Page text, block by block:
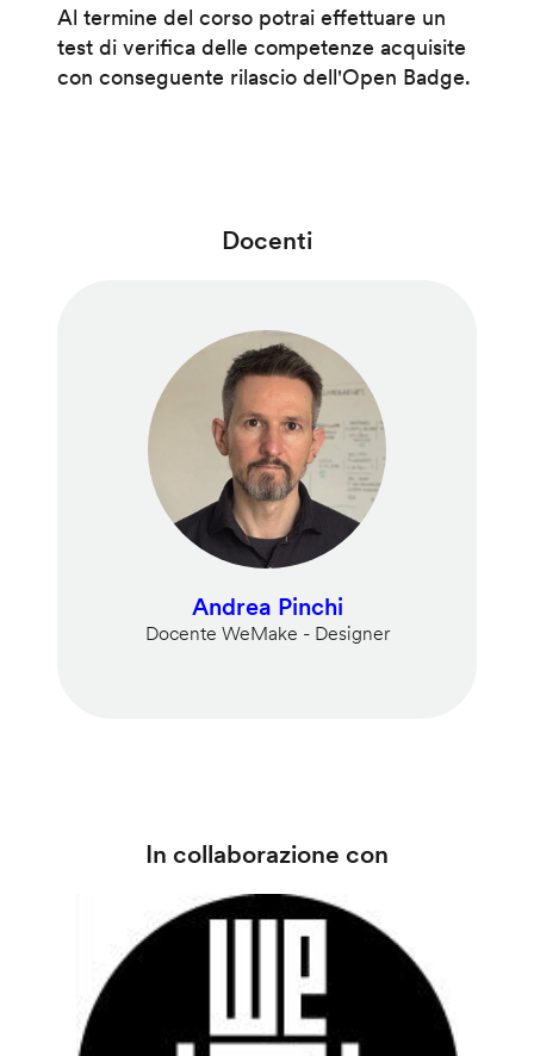
Al termine del corso potrai effettuare un
test di verifica delle competenze acquisite
con conseguente rilascio dell'Open Badge.
Docenti
Andrea Pinchi
Docente WeMake - Designer
In collaborazione con